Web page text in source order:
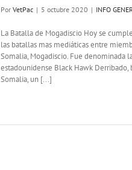
Por VetPac | 5 octubre 2020 | INFO
La Batalla de Mogadiscio Hoy se
las batallas mas mediáticas entre
Somalia, Mogadiscio. Fue denominada
estadounidense Black Hawk
Somalia, un [...]